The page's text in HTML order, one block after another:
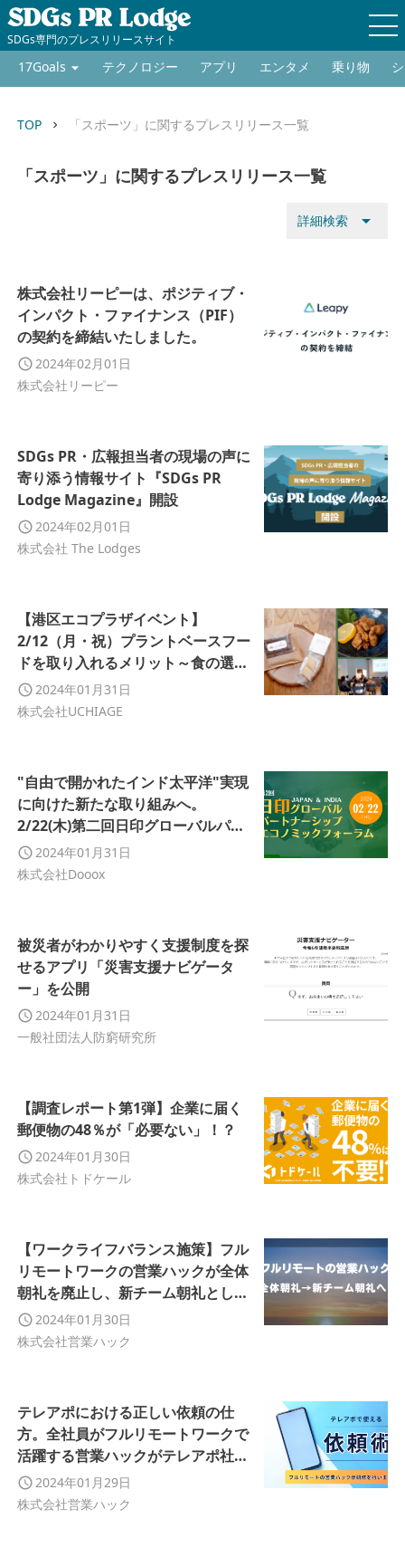
SDGs専門のプレスリリースサイト
17Goals テクノロジー アプリ エンタメ 乗り物
TOP keyboard_arrow_right 「スポーツ」に関するプレスリリース一覧
「スポーツ」に関するプレスリリース一覧
詳細検索 arrow_drop_down
株式会社リーピーは、ポジティブ・
インパクト・ファイナンス（PIF）
の契約を締結いたしました。
2024年02月01日
株式会社リーピー
SDGs PR・広報担当者の現場の声に
寄り添う情報サイト『SDGs PR
Lodge Magazine』開設
2024年02月01日
株式会社 The Lodges
【港区エコプラザイベント】
2/12（月・祝）プラントベースフー
ドを取り入れるメリット～食の選択
と自然環境のつながりについて考え
る～
2024年01月31日
株式会社UCHIAGE
"自由で開かれたインド太平洋"実現
に向けた新たな取り組みへ。
2/22(木)第二回日印グローバルパー
トナーシップエコノミックフォーラ
ム開催
2024年01月31日
株式会社Dooox
被災者がわかりやすく支援制度を探
せるアプリ「災害支援ナビゲータ
ー」を公開
2024年01月31日
一般社団法人防窮研究所
【調査レポート第1弾】企業に届く
郵便物の48％が「必要ない」！？
2024年01月30日
株式会社トドケール
【ワークライフバランス施策】フル
リモートワークの営業ハックが全体
朝礼を廃止し、新チーム朝礼として
制度をリニューアルしました！
2024年01月30日
株式会社営業ハック
テレアポにおける正しい依頼の仕
方。全社員がフルリモートワークで
活躍する営業ハックがテレアポ社内
研修を実施しました
2024年01月29日
株式会社営業ハック